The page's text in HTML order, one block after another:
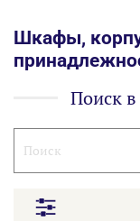
Шкафы,
Поиск в